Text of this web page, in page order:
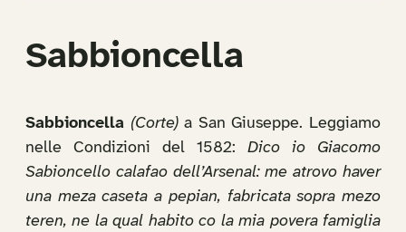
Sabbioncella
Sabbioncella (Corte)a San Giuseppe. Leggiamo
nelle Condizioni del 1582: Dico io Giacomo
Sabioncello calafao dell’Arsenal: me atrovo haver
una meza caseta a pepian, fabricata sopra mezo
teren, ne la qual habito co la mia povera famiglia